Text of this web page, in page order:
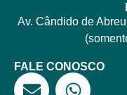
Av. Cândido de
FALE CONOSCO